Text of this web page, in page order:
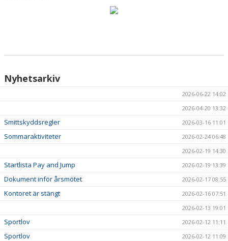
Nyhetsarkiv
2026-06-22 14:02
2026-04-20 13:32
Smittskyddsregler 2026-03-16 11:01
Sommaraktiviteter
2026-02-24 06:48
2026-02-19 14:30
Startlista Pay and Jump 2026-02-19 13:39
Dokument inför årsmötet 2026-02-17 08:55
Kontoret är stängt
2026-02-16 07:51
2026-02-13 19:01
Sportlov 2026-02-12 11:11
Sportlov 2026-02-12 11:09